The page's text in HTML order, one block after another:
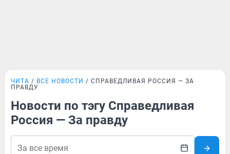
ЧИТА ВСЕ НОВОСТИ
СПРАВЕДЛИВАЯ РОССИЯ — ЗА
ПРАВДУ
Новости по тэгу Справедливая
Россия — За правду